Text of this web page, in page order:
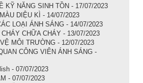
KỸ NĂNG SINH TỒN - 17/07/2023
DIỆU KÌ - 14/07/2023
LOẠI ÁNH SÁNG - 14/07/2023
CHỮA CHÁY - 13/07/2023
MÔI TRƯỜNG - 12/07/2023
CÔNG VIÊN ÁNH SÁNG -
- 07/07/2023
- 07/07/2023